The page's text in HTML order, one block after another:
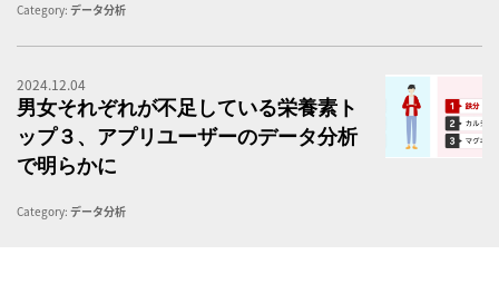
Category: データ分析
2024.12.04
男女それぞれが不足している栄養素ト
ップ３、アプリユーザーのデータ分析
で明らかに
Category: データ分析